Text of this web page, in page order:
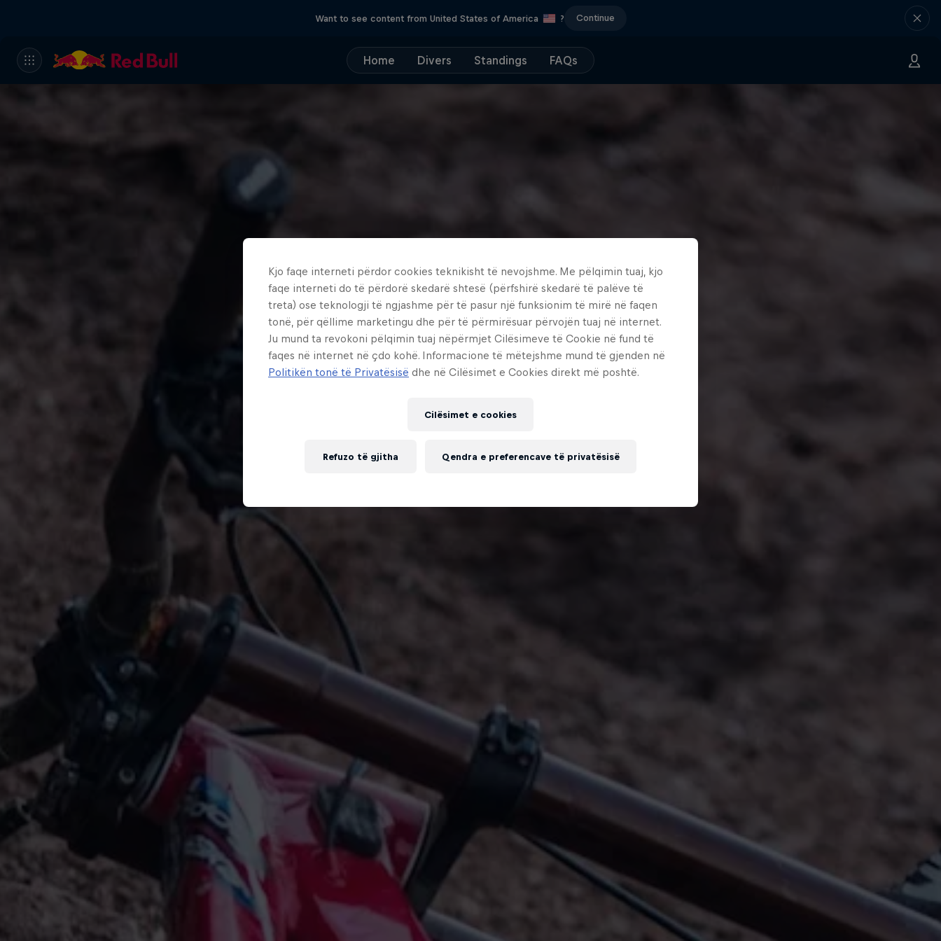
Want to see content from United States of America ? Continue
Home Divers Standings FAQs
Kjo faqe interneti përdor cookies teknikisht të nevojshme. Me pëlqimin tuaj, kjo
faqe interneti do të përdorë skedarë shtesë (përfshirë skedarë të palëve të
treta) ose teknologji të ngjashme për të pasur një funksionim të mirë në faqen
tonë, për qëllime marketingu dhe për të përmirësuar përvojën tuaj në internet.
Ju mund ta revokoni pëlqimin tuaj nëpërmjet Cilësimeve të Cookie në fund të
faqes në internet në çdo kohë. Informacione të mëtejshme mund të gjenden në
Politikën tonë të Privatësisë dhe në Cilësimet e Cookies direkt më poshtë.
Cilësimet e cookies
Refuzo të gjitha Qendra e preferencave të privatësisë